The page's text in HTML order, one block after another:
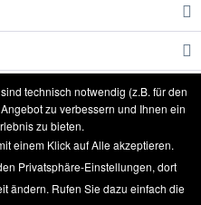
zzgl.Versandkosten
und ggf.
anders beschrieben
runde Leinwand wässern
technisch notwendig (z.B. für den
zu verbessern und Ihnen ein
zu bieten.
einem Klick auf Alle akzeptieren.
Privatsphäre-Einstellungen, dort
ändern. Rufen Sie dazu einfach die